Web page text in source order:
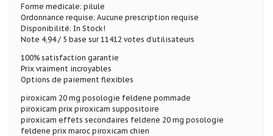
Forme medicale: pilule
Ordonnance requise: Aucune prescription requise
Disponibilité: In Stock!
Note 4,94 / 5 base sur 11412 votes d’utilisateurs
100% satisfaction garantie
Prix vraiment incroyables
Options de paiement flexibles
piroxicam 20 mg posologie feldene pommade
piroxicam prix piroxicam suppositoire
piroxicam effets secondaires feldene 20 mg posologie
feldene prix maroc piroxicam chien